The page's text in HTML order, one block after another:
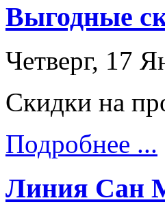
Выгодные
Четверг, 17
Cкидки на
Подробнее ...
Линия Сан